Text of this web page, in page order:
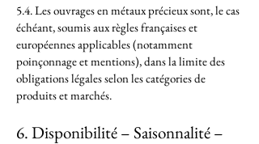
5.4. Les ouvrages en métaux précieux sont, le cas
échéant, soumis aux règles françaises et
européennes applicables (notamment
poinçonnage et mentions), dans la limite des
obligations légales selon les catégories de
produits et marchés.
6. Disponibilité – Saisonnalité –